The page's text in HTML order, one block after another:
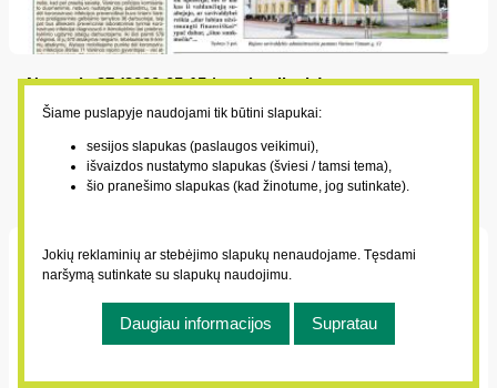
Numeris 37 (2020-05-15 / penktadienis)
2020-05-15
Savivaldybės rūmą planuoja modernizuoti už beveik milijoną
eurų; Socialinių darbuotojų premijoms – daugiau nei 40 000
eurų; Kokius mūsų rajono kelius ir gatves tvarkys šiemet;
Šiame puslapyje naudojami tik būtini slapukai:
sesijos slapukas (paslaugos veikimui),
išvaizdos nustatymo slapukas (šviesi / tamsi tema),
šio pranešimo slapukas (kad žinotume, jog sutinkate).
Jokių reklaminių ar stebėjimo slapukų nenaudojame. Tęsdami
naršymą sutinkate su slapukų naudojimu.
Daugiau informacijos Supratau